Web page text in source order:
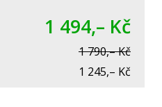
1 494,– Kč
1 790,– Kč
1 245,– Kč